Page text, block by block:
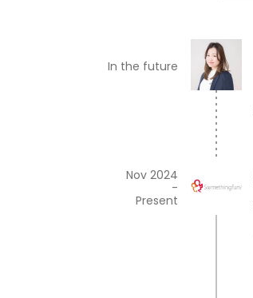
In the future
Nov 2024
-
Present